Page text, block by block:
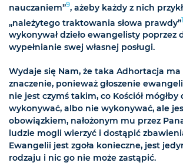
nauczaniem”9, ażeby każdy z nich
„należytego traktowania słowa prawdy”
wykonywał dzieło ewangelisty poprzez
wypełnianie swej własnej posługi.
Wydaje się Nam, że taka Adhortacja
znaczenie, ponieważ głoszenie
nie jest czymś takim, co Kościół
wykonywać, albo nie wykonywać, ale
obowiązkiem, nałożonym mu przez
ludzie mogli wierzyć i dostąpić
Ewangelii jest zgoła konieczne, jest
rodzaju i nic go nie może zastąpić.